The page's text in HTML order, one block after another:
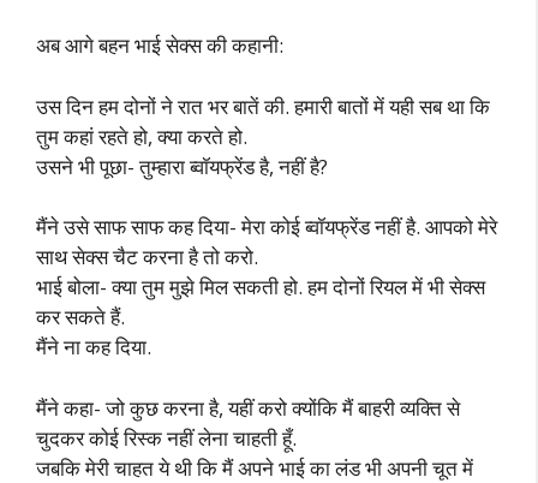
अब आगे बहन भाई सेक्स की कहानी:
उस दिन हम दोनों ने रात भर बातें की. हमारी बातों में यही सब था कि
तुम कहां रहते हो, क्या करते हो.
उसने भी पूछा- तुम्हारा ब्वॉयफ्रेंड है, नहीं है?
मैंने उसे साफ साफ कह दिया- मेरा कोई ब्वॉयफ्रेंड नहीं है. आपको मेरे
साथ सेक्स चैट करना है तो करो.
भाई बोला- क्या तुम मुझे मिल सकती हो. हम दोनों रियल में भी सेक्स
कर सकते हैं.
मैंने ना कह दिया.
मैंने कहा- जो कुछ करना है, यहीं करो क्योंकि मैं बाहरी व्यक्ति से
चुदकर कोई रिस्क नहीं लेना चाहती हूँ.
जबकि मेरी चाहत ये थी कि मैं अपने भाई का लंड भी अपनी चूत में